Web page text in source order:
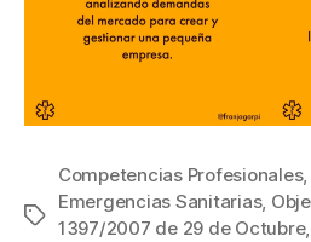
Etiquetas
Competencias Profesionales,
Emergencias Sanitarias,
1397/2007 de 29 de Octubre,